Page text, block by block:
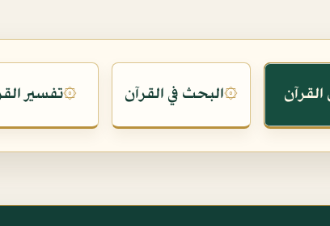
۞البحث في القرآن ۞تفسير